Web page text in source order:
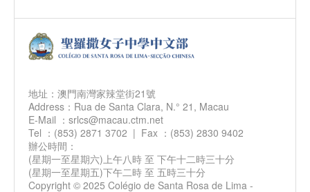
地址：澳門南灣家辣堂街21號
Address：Rua de Santa Clara, N.° 21, Macau
E-Mail ：srlcs@macau.ctm.net
Tel ：(853) 2871 3702 | Fax ：(853) 2830 9402
辦公時間：
(星期一至星期六)上午八時 至 下午十二時三十分
(星期一至星期五)下午二時 至 五時三十分
Copyright © 2025 Colégio de Santa Rosa de Lima -